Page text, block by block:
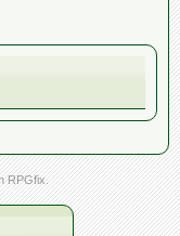
RPGfix.